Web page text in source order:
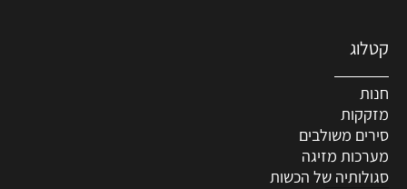
קטלוג
חנות
מזקקות
סירים משולבים
מערכות מזיגה
סגולותיה של הכשות